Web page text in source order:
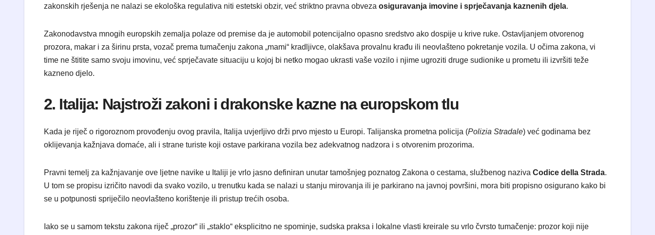
zakonskih rješenja ne nalazi se ekološka regulativa niti estetski obzir, već striktno pravna obveza osiguravanja imovine i sprječavanja kaznenih djela.
Zakonodavstva mnogih europskih zemalja polaze od premise da je automobil potencijalno opasno sredstvo ako dospije u krive ruke. Ostavljanjem otvorenog
prozora, makar i za širinu prsta, vozač prema tumačenju zakona „mami“ kradljivce, olakšava provalnu krađu ili neovlašteno pokretanje vozila. U očima zakona, vi
time ne štitite samo svoju imovinu, već sprječavate situaciju u kojoj bi netko mogao ukrasti vaše vozilo i njime ugroziti druge sudionike u prometu ili izvršiti teže
kazneno djelo.
2. Italija: Najstroži zakoni i drakonske kazne na europskom tlu
Kada je riječ o rigoroznom provođenju ovog pravila, Italija uvjerljivo drži prvo mjesto u Europi. Talijanska prometna policija (Polizia Stradale) već godinama bez
oklijevanja kažnjava domaće, ali i strane turiste koji ostave parkirana vozila bez adekvatnog nadzora i s otvorenim prozorima.
Pravni temelj za kažnjavanje ove ljetne navike u Italiji je vrlo jasno definiran unutar tamošnjeg poznatog Zakona o cestama, službenog naziva Codice della Strada.
U tom se propisu izričito navodi da svako vozilo, u trenutku kada se nalazi u stanju mirovanja ili je parkirano na javnoj površini, mora biti propisno osigurano kako bi
se u potpunosti spriječilo neovlašteno korištenje ili pristup trećih osoba.
Iako se u samom tekstu zakona riječ „prozor“ ili „staklo“ eksplicitno ne spominje, sudska praksa i lokalne vlasti kreirale su vrlo čvrsto tumačenje: prozor koji nije